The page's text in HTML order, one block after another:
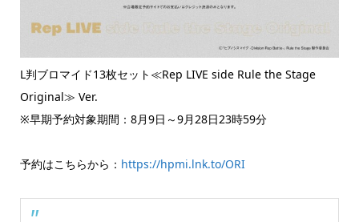
L判ブロマイド13枚セット≪Rep LIVE side Rule the Stage
Original≫ Ver.
※早期予約対象期間：8月9日～9月28日23時59分
予約はこちらから： https://hpmi.lnk.to/ORI